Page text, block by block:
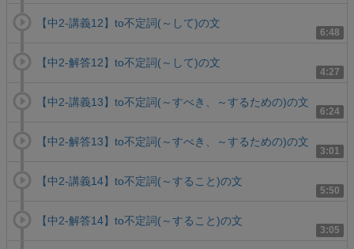
6:48
【中2-講義12】to不定詞(～して)の文
4:27
【中2-解答12】to不定詞(～して)の文
6:24
【中2-講義13】to不定詞(～すべき、～するための)の文
3:01
【中2-解答13】to不定詞(～すべき、～するための)の文
5:50
【中2-講義14】to不定詞(～すること)の文
3:05
【中2-解答14】to不定詞(～すること)の文